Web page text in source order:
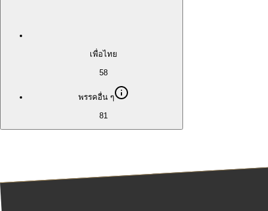
เพื่อไทย
58
พรรคอื่น ๆ
81